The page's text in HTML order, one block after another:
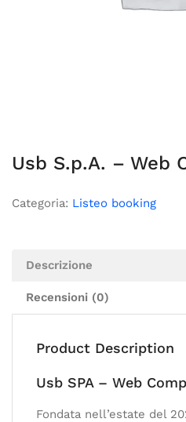
Usb S.p.A. – Web
Categoria: Listeo booking
Descrizione
Recensioni (0)
Product Description
Usb SPA – Web
Fondata nell’estate del